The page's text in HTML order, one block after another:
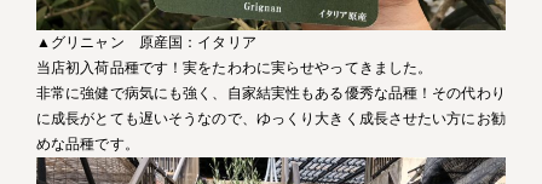
▲グリニャン 原産国：イタリア
当店初入荷品種です！実をたわわに実らせやってきました。
非常に強健で病気にも強く、自家結実性もある優秀な品種！その代わり
に成長がとても遅いそうなので、ゆっくり大きく成長させたい方にお勧
めな品種です。